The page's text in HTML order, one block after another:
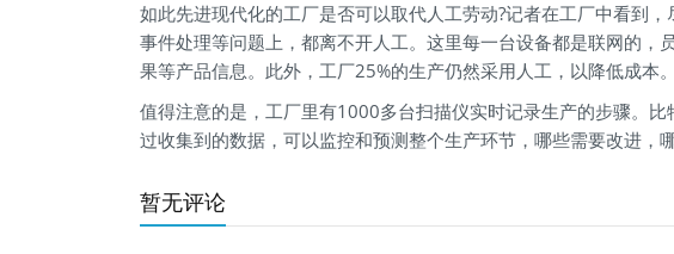
如此先进现代化的工厂是否可以取代人工劳动?记者在工厂中看到
事件处理等问题上，都离不开人工。这里每一台设备都是联网的
果等产品信息。此外，工厂25%的生产仍然采用人工，以降低成本。
值得注意的是，工厂里有1000多台扫描仪实时记录生产的步骤。
过收集到的数据，可以监控和预测整个生产环节，哪些需要改进，
暂无评论